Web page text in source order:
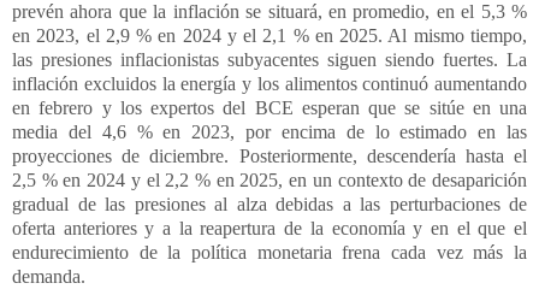
prevén ahora que la inflación se situará, en promedio, en el 5,3 %
en 2023, el 2,9 % en 2024 y el 2,1 % en 2025. Al mismo tiempo,
las presiones inflacionistas subyacentes siguen siendo fuertes. La
inflación excluidos la energía y los alimentos continuó aumentando
en febrero y los expertos del BCE esperan que se sitúe en una
media del 4,6 % en 2023, por encima de lo estimado en las
proyecciones de diciembre. Posteriormente, descendería hasta el
2,5 % en 2024 y el 2,2 % en 2025, en un contexto de desaparición
gradual de las presiones al alza debidas a las perturbaciones de
oferta anteriores y a la reapertura de la economía y en el que el
endurecimiento de la política monetaria frena cada vez más la
demanda.